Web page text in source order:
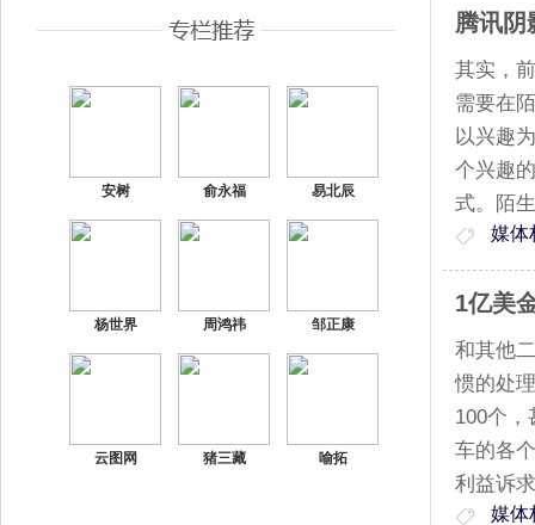
安树 俞永福 易北辰
杨世界 周鸿祎 邹正康
云图网 猪三藏 喻拓
腾讯阴
其实，
需要在
以兴趣
个兴趣
式。陌
媒体
1亿美
和其他
惯的处
100个
车的各
利益诉
媒体